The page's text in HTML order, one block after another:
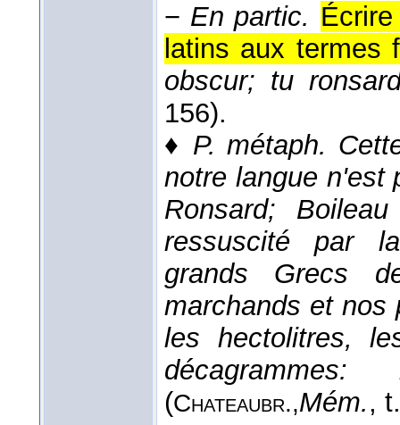
− En partic.
latins aux termes
obscur; tu
156).
♦ P. métaph.
notre langue n'est
Ronsard;
ressuscité par
grands Grecs
marchands et nos
les hectolitres,
(Chateaubr.,Mém.,